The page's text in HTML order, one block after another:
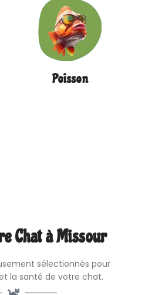
Poisson
Chat à Missour
sélectionnés pour
la santé de votre chat.